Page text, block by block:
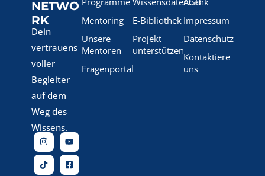
NETWO
RK
Dein
vertrauens
voller
Begleiter
auf dem
Weg des
Wissens.
Mentoring
Unsere
Mentoren
Fragenportal
E-Bibliothek
Projekt
unterstützen
Impressum
Datenschutz
Kontaktiere
uns